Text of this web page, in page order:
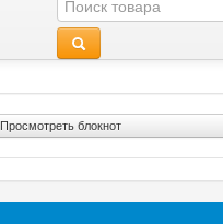
Просмотреть блокнот